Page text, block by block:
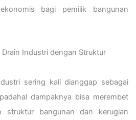
bagi pemilik bangunan
Industri dengan Struktur
sering kali dianggap sebagai
dampaknya bisa merembet
struktur bangunan dan kerugian